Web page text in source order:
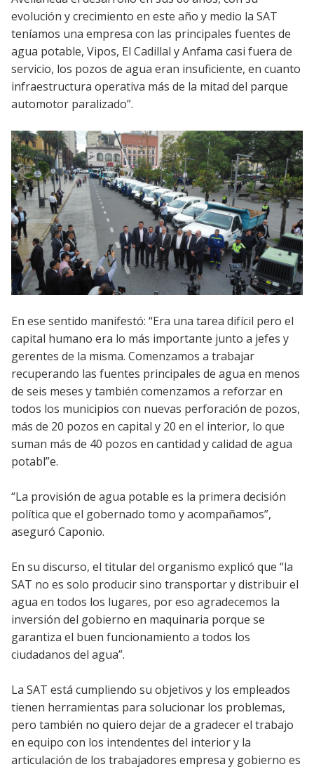
evolución y crecimiento en este año y medio la SAT
teníamos una empresa con las principales fuentes de
agua potable, Vipos, El Cadillal y Anfama casi fuera de
servicio, los pozos de agua eran insuficiente, en cuanto
infraestructura operativa más de la mitad del parque
automotor paralizado”.
En ese sentido manifestó: “Era una tarea difícil pero el
capital humano era lo más importante junto a jefes y
gerentes de la misma. Comenzamos a trabajar
recuperando las fuentes principales de agua en menos
de seis meses y también comenzamos a reforzar en
todos los municipios con nuevas perforación de pozos,
más de 20 pozos en capital y 20 en el interior, lo que
suman más de 40 pozos en cantidad y calidad de agua
potabl”e.
“La provisión de agua potable es la primera decisión
política que el gobernado tomo y acompañamos”,
aseguró Caponio.
En su discurso, el titular del organismo explicó que “la
SAT no es solo producir sino transportar y distribuir el
agua en todos los lugares, por eso agradecemos la
inversión del gobierno en maquinaria porque se
garantiza el buen funcionamiento a todos los
ciudadanos del agua”.
La SAT está cumpliendo su objetivos y los empleados
tienen herramientas para solucionar los problemas,
pero también no quiero dejar de a gradecer el trabajo
en equipo con los intendentes del interior y la
articulación de los trabajadores empresa y gobierno es